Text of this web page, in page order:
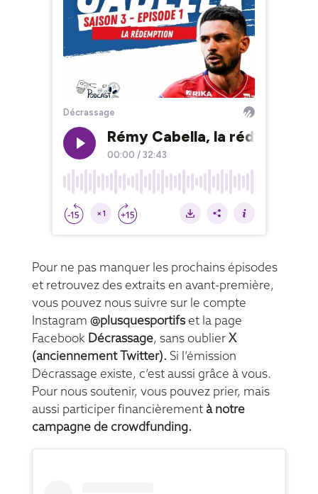
Pour ne pas manquer les prochains épisodes
et retrouvez des extraits en avant-première,
vous pouvez nous suivre sur le compte
Instagram @plusquesportifset la page
Facebook Décrassage, sans oublierX
(anciennement Twitter). Si l’émission
Décrassage existe, c’est aussi grâce à vous.
Pour nous soutenir, vous pouvez prier, mais
aussi participer financièrementànotre
campagne de crowdfunding.